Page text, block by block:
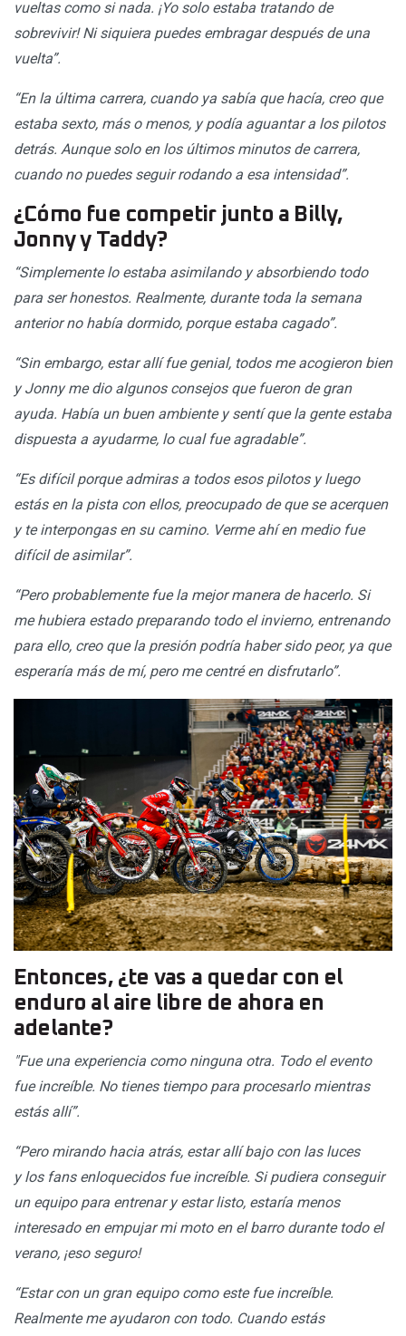
vueltas como si nada. ¡Yo solo estaba tratando de
sobrevivir! Ni siquiera puedes embragar después de una
vuelta”.
“En la última carrera, cuando ya sabía que hacía, creo que
estaba sexto, más o menos, y podía aguantar a los pilotos
detrás. Aunque solo en los últimos minutos de carrera,
cuando no puedes seguir rodando a esa intensidad”.
¿Cómo fue competir junto a Billy,
Jonny y Taddy?
“Simplemente lo estaba asimilando y absorbiendo todo
para ser honestos. Realmente, durante toda la semana
anterior no había dormido, porque estaba cagado”.
“Sin embargo, estar allí fue genial, todos me acogieron bien
y Jonny me dio algunos consejos que fueron de gran
ayuda. Había un buen ambiente y sentí que la gente estaba
dispuesta a ayudarme, lo cual fue agradable”.
“Es difícil porque admiras a todos esos pilotos y luego
estás en la pista con ellos, preocupado de que se acerquen
y te interpongas en su camino. Verme ahí en medio fue
difícil de asimilar”.
“Pero probablemente fue la mejor manera de hacerlo. Si
me hubiera estado preparando todo el invierno, entrenando
para ello, creo que la presión podría haber sido peor, ya que
esperaría más de mí, pero me centré en disfrutarlo”.
Entonces, ¿te vas a quedar con el
enduro al aire libre de ahora en
adelante?
"Fue una experiencia como ninguna otra. Todo el evento
fue increíble. No tienes tiempo para procesarlo mientras
estás allí”.
“Pero mirando hacia atrás, estar allí bajo con las luces
y los fans enloquecidos fue increíble. Si pudiera conseguir
un equipo para entrenar y estar listo, estaría menos
interesado en empujar mi moto en el barro durante todo el
verano, ¡eso seguro!
“Estar con un gran equipo como este fue increíble.
Realmente me ayudaron con todo. Cuando estás